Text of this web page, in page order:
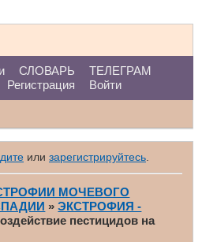
СЛОВАРЬ
ТЕЛЕГРАМ
Регистрация Войти
или зарегистрируйтесь.
МОЧЕВОГО
»ЭКСТРОФИЯ -
пестицидов на